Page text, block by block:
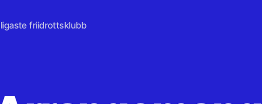
friidrottsklubb